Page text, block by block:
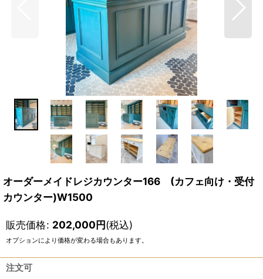
オーダーメイドレジカウンター166 (カフェ向け・受付
カウンター)W1500
販売価格: 202,000円(税込)
オプションにより価格が変わる場合もあります。
注文可